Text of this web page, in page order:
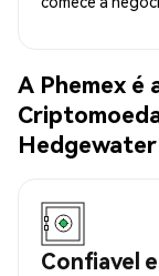
A Phemex é
Confiavel